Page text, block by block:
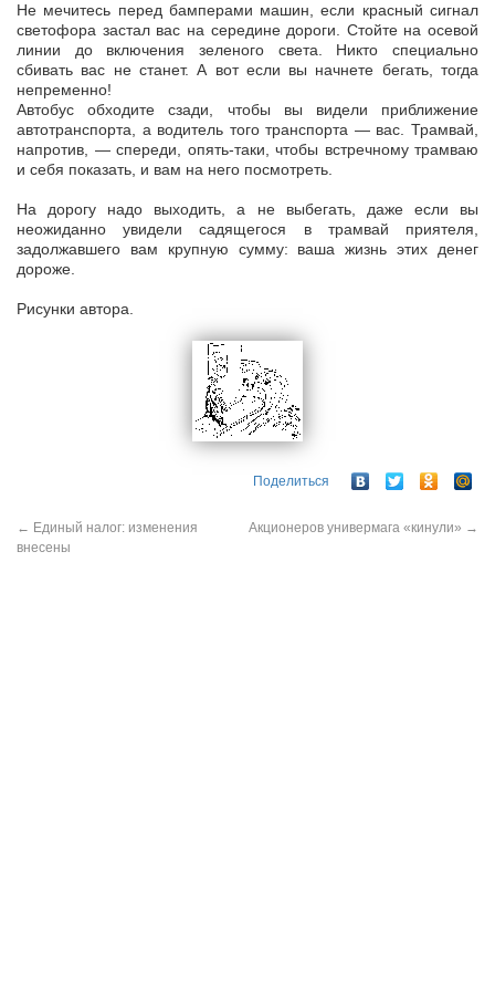
Не мечитесь перед бамперами машин, если красный сигнал
светофора застал вас на середине дороги. Стойте на осевой
линии до включения зеленого света. Никто специально
сбивать вас не станет. А вот если вы начнете бегать, тогда
непременно!
Автобус обходите сзади, чтобы вы видели приближение
автотранспорта, а водитель того транспорта — вас. Трамвай,
напротив, — спереди, опять-таки, чтобы встречному трамваю
и себя показать, и вам на него посмотреть.
На дорогу надо выходить, а не выбегать, даже если вы
неожиданно увидели садящегося в трамвай приятеля,
задолжавшего вам крупную сумму: ваша жизнь этих денег
дороже.
Рисунки автора.
Поделиться
← Единый налог: изменения
внесены
Акционеров универмага «кинули» →